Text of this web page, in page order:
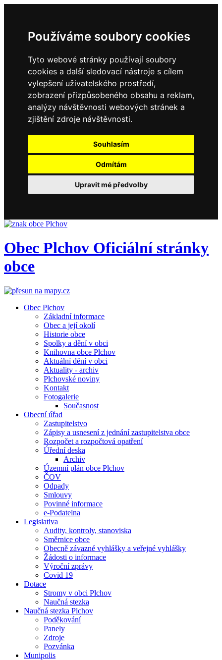
Používáme soubory cookies
Tyto webové stránky používají soubory
cookies a další sledovací nástroje s cílem
vylepšení uživatelského prostředí,
zobrazení přizpůsobeného obsahu a reklam,
analýzy návštěvnosti webových stránek a
zjištění zdroje návštěvnosti.
Souhlasím
Odmítám
Upravit mé předvolby
Obec Plchov Oficiální stránky
obce
Obec Plchov
Základní informace
Obec a její okolí
Historie obce
Spolky a dění v obci
Knihovna obce Plchov
Aktuální dění v obci
Aktuality - archiv
Plchovské noviny
Kontakt
Fotogalerie
Současnost
Obecní úřad
Zastupitelstvo
Zápisy a usnesení z jednání zastupitelstva obce
Rozpočet a rozpočtová opatření
Úřední deska
Archiv
Územní plán obce Plchov
ČOV
Odpady
Smlouvy
Povinné informace
e-Podatelna
Legislativa
Audity, kontroly, stanoviska
Směrnice obce
Obecně závazné vyhlášky a veřejné vyhlášky
Žádosti o informace
Výroční zprávy
Covid 19
Dotace
Stromy v obci Plchov
Naučná stezka
Naučná stezka Plchov
Poděkování
Panely
Zdroje
Pozvánka
Munipolis